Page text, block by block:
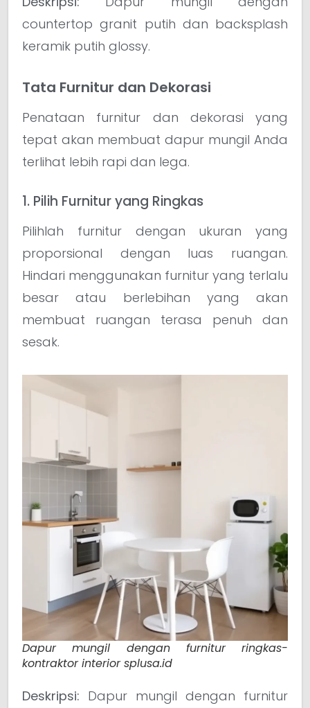
countertop granit putih dan backsplash
keramik putih glossy.
Tata Furnitur dan Dekorasi
Penataan furnitur dan dekorasi yang
tepat akan membuat dapur mungil Anda
terlihat lebih rapi dan lega.
1. Pilih Furnitur yang Ringkas
Pilihlah furnitur dengan ukuran yang
proporsional dengan luas ruangan.
Hindari menggunakan furnitur yang terlalu
besar atau berlebihan yang akan
membuat ruangan terasa penuh dan
sesak.
Dapur mungil dengan furnitur ringkas-
kontraktor interior splusa.id
Deskripsi: Dapur mungil dengan furnitur